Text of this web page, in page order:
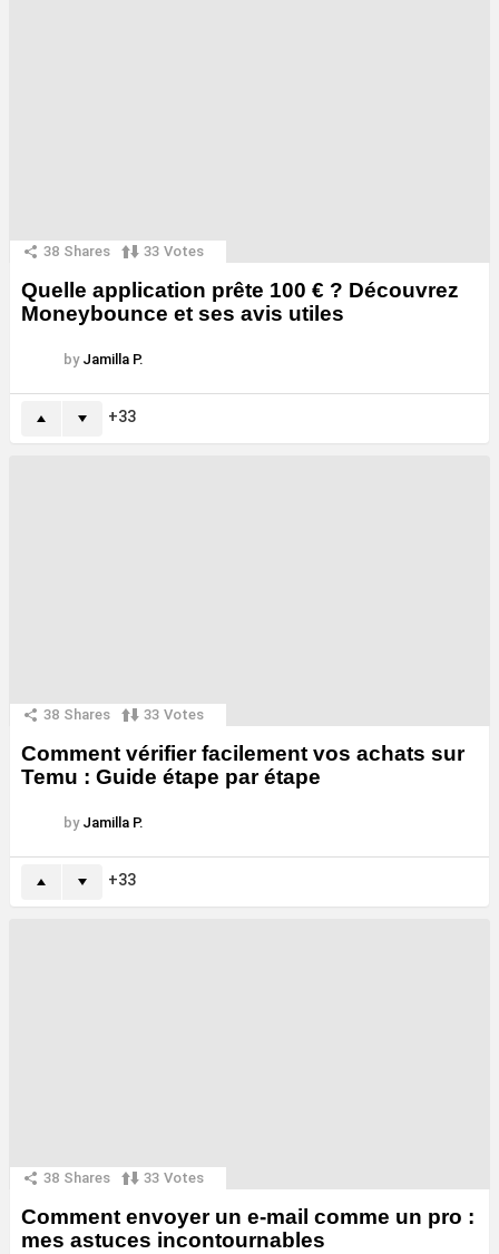
38 Shares 33 Votes
Quelle application prête 100 € ? Découvrez
Moneybounce et ses avis utiles
by Jamilla P.
33
38 Shares 33 Votes
Comment vérifier facilement vos achats sur
Temu : Guide étape par étape
by Jamilla P.
33
38 Shares 33 Votes
Comment envoyer un e-mail comme un pro :
mes astuces incontournables